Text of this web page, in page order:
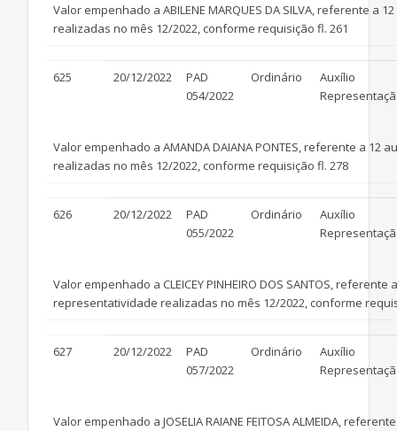
Valor empenhado a ABILENE MARQUES DA SILVA, referente
realizadas no mês 12/2022, conforme requisição fl. 261
625 20/12/2022
PAD
054/2022
Ordinário
Auxílio
Valor empenhado a AMANDA DAIANA PONTES, referente a
realizadas no mês 12/2022, conforme requisição fl. 278
626 20/12/2022
PAD
055/2022
Ordinário
Auxílio
Valor empenhado a CLEICEY PINHEIRO DOS SANTOS,
representatividade realizadas no mês 12/2022, conforme
627 20/12/2022
PAD
057/2022
Ordinário
Auxílio
Valor empenhado a JOSELIA RAIANE FEITOSA ALMEIDA,